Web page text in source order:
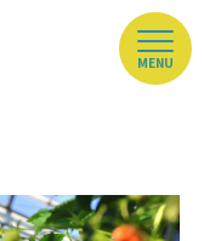
MENU